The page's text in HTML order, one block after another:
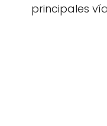
principales